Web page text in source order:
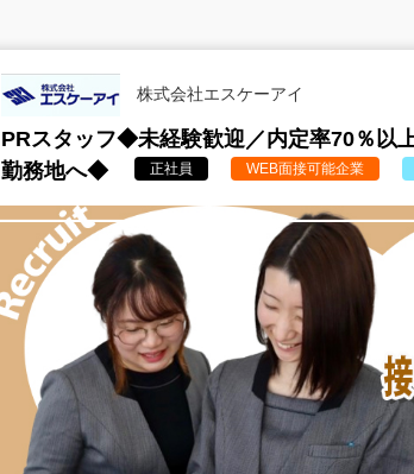
株式会社エスケーアイ
PRスタッフ◆未経験歓迎／内定率70％以
勤務地へ◆
正社員 WEB面接可能企業